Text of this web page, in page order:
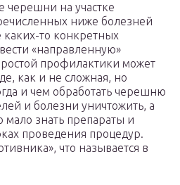
черешни на участке
ниже болезней
каких-то конкретных
«направленную»
профилактики может
как и не сложная, но
и чем обработать черешню
и болезни уничтожить, а
мало знать препараты и
проведения процедур.
что называется в